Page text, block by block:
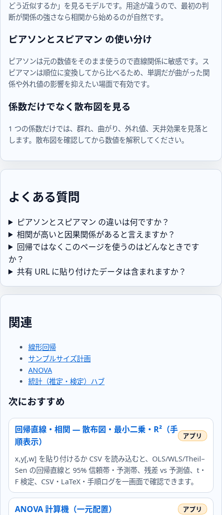
どう近似するか」を見るモデルです。用途が違うので、最初の判
断が関係の強さなら相関から始めるのが自然です。
ピアソンとスピアマン の使い分け
ピアソンは元の数値をそのまま使うので直線関係に敏感です。ス
ピアマンは順位に変換してから比べるため、単調だが曲がった関
係や外れ値の影響を抑えたい場面で有効です。
係数だけでなく散布図を見る
1 つの係数だけでは、群れ、曲がり、外れ値、天井効果を見落と
します。散布図を確認してから数値を解釈してください。
よくある質問
ピアソンとスピアマン の違いは何ですか？
相関が高いと因果関係があると言えますか？
回帰ではなくこのページを使うのはどんなときです
か？
共有 URL に貼り付けたデータは含まれますか？
関連
線形回帰
サンプルサイズ計画
ANOVA
統計（推定・検定）ハブ
次におすすめ
回帰直線・相関 — 散布図・最小二乗・R²（手
順表示）
x,y[,w] を貼り付けるか CSV を読み込むと、OLS/WLS/Theil–
Sen の回帰直線と 95% 信頼帯・予測帯、残差 vs 予測値、t・
F 検定、CSV・LaTeX・手順ログを一画面で確認できます。
ANOVA 計算機（一元配置）